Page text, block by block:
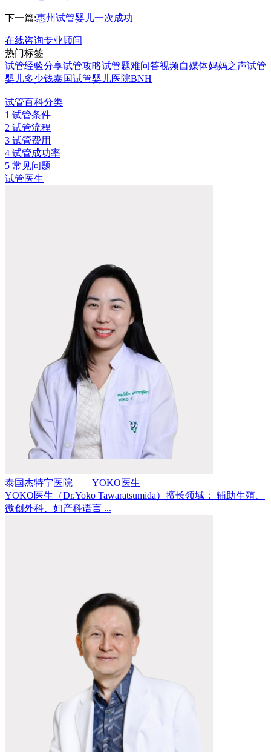
下一篇:惠州试管婴儿一次成功
在线咨询专业顾问
热门标签
试管经验分享试管攻略试管题难问答视频自媒体妈妈之声试管
婴儿多少钱泰国试管婴儿医院BNH
试管百科分类
1 试管条件
2 试管流程
3 试管费用
4 试管成功率
5 常见问题
试管医生
泰国杰特宁医院——YOKO医生
YOKO医生（Dr.Yoko Tawaratsumida）擅长领域： 辅助生殖、
微创外科、妇产科语言 ...